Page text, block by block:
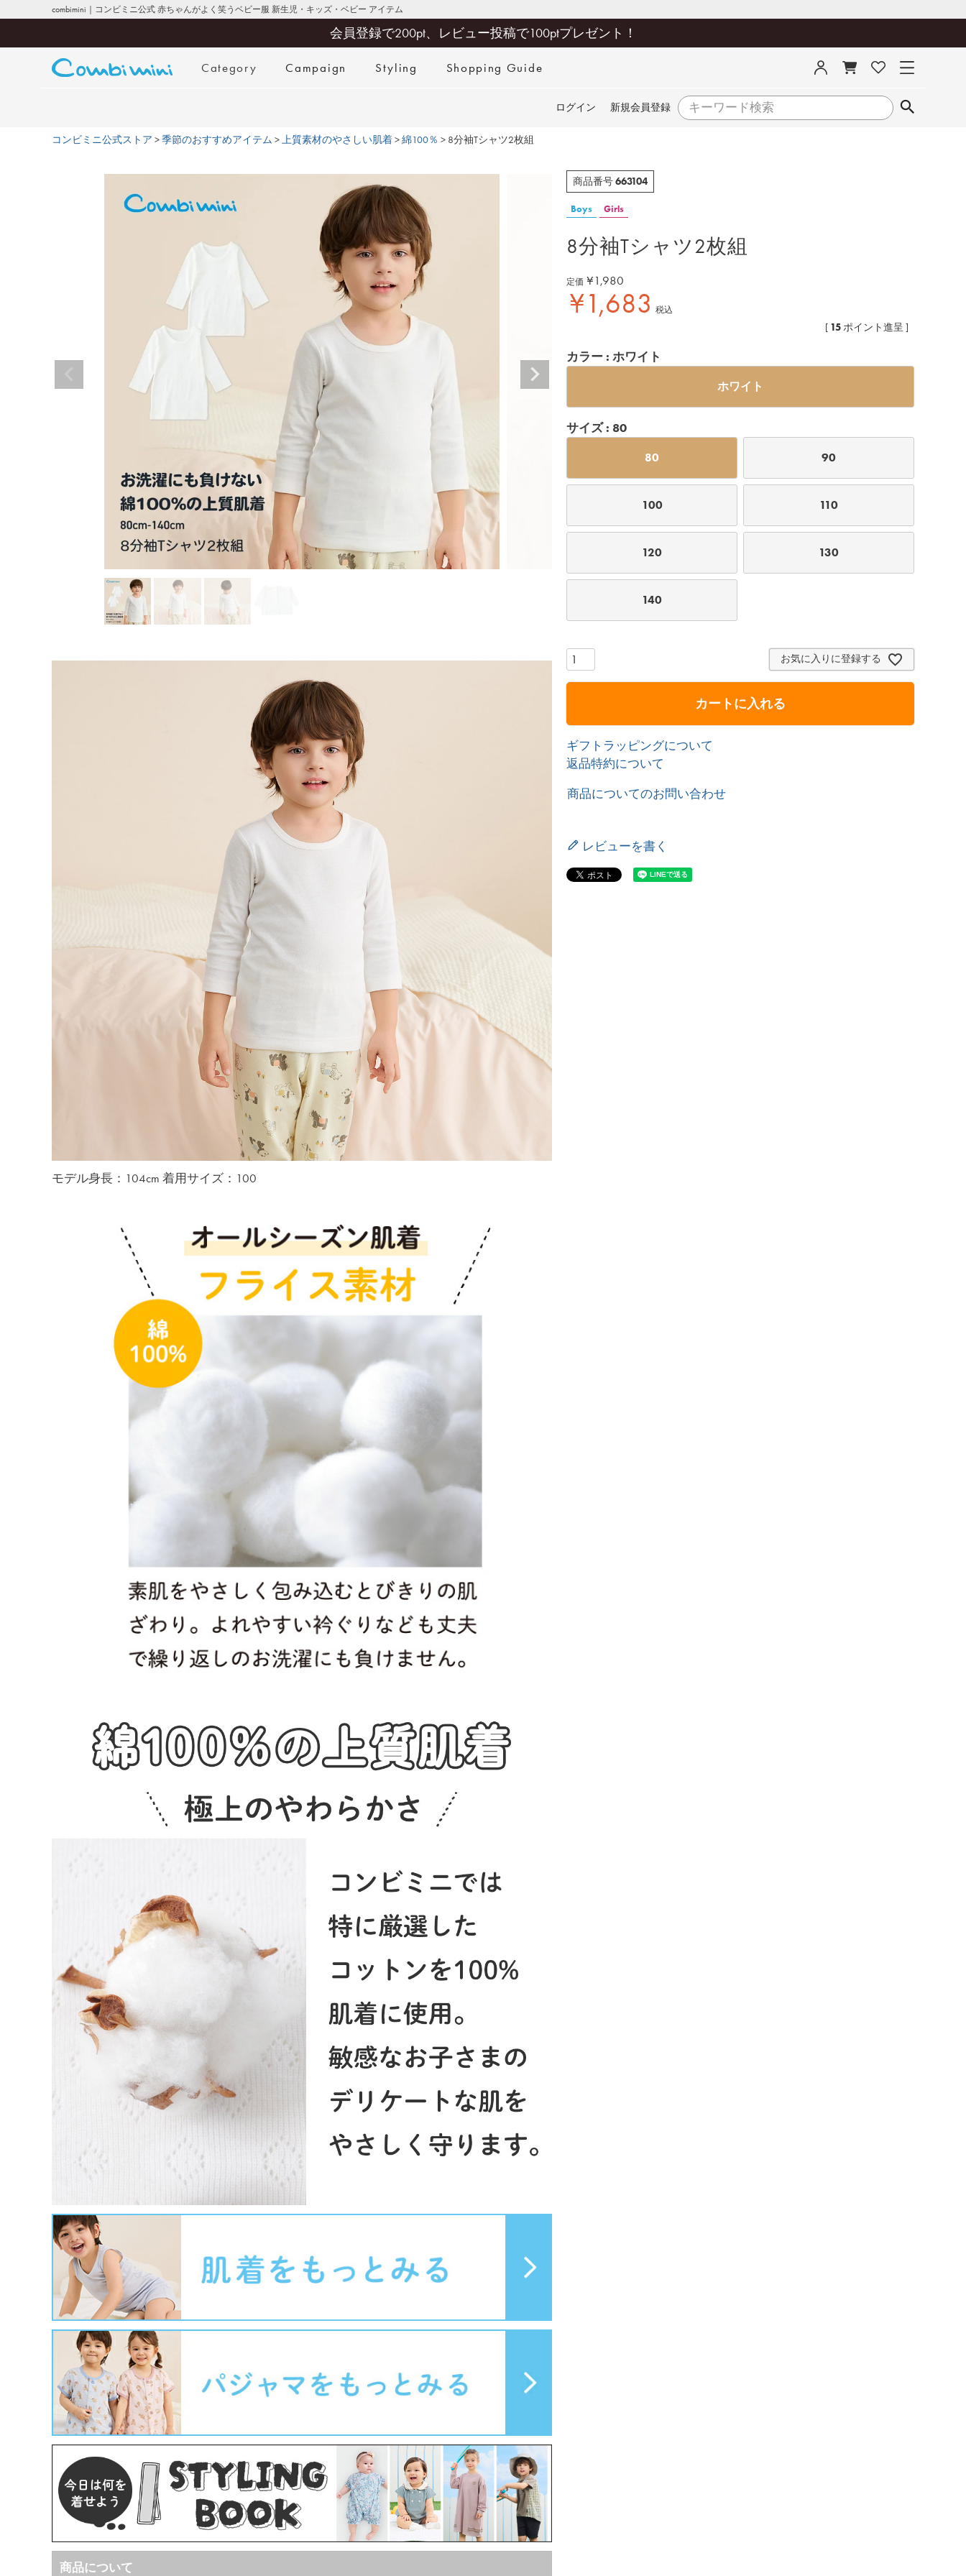
combimini｜コンビミニ公式 赤ちゃんがよく笑うベビー服 新生児・キッズ・ベビー アイテム
会員登録で200pt、レビュー投稿で100ptプレゼント！
Category Campaign Styling Shopping Guide
ログイン 新規会員登録
検索
コンビミニ公式ストア 季節のおすすめアイテム 上質素材のやさしい肌着 綿100％ 8分袖Tシャツ2枚組
モデル身長：104cm 着用サイズ：100
商品について
商品番号663104
Boys Girls
8分袖Tシャツ2枚組
定価 ¥ 1,980
¥1,683 税込
[ 15ポイント進呈 ]
カラー ホワイト
ホワイト
サイズ 80
80 90
100 110
120 130
140
お気に入りに登録する
カートに入れる
ギフトラッピングについて
返品特約について
商品についてのお問い合わせ
レビューを書く